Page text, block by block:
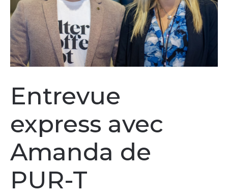
Entrevue
express avec
Amanda de
PUR-T